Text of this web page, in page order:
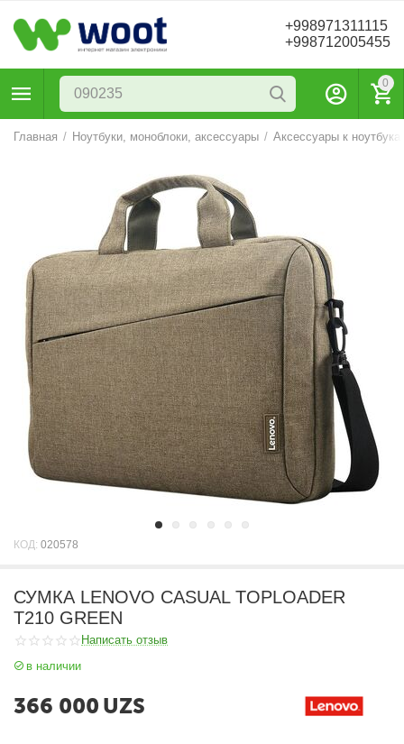
+998971311115
+998712005455
0
Главная / Ноутбуки, моноблоки, аксессуары / Аксессуары к
КОД: 020578
СУМКА LENOVO CASUAL TOPLOADER
T210 GREEN
Написать отзыв
в наличии
366 000 UZS